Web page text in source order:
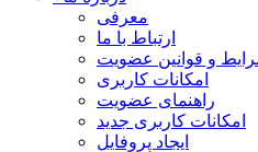
معرفی
ارتباط با ما
و قوانین عضویت
امکانات کاربری
راهنمای عضویت
امکانات کاربری جدید
ایجاد پروفایل